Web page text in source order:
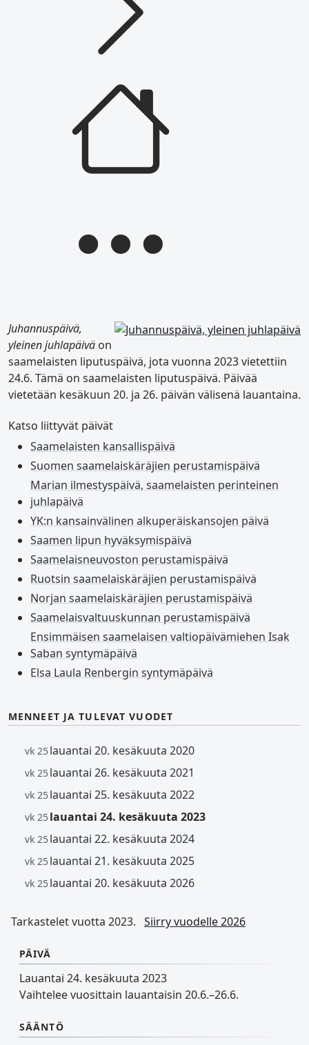
Juhannuspäivä,
yleinen juhlapäivä on
saamelaisten liputuspäivä, jota vuonna 2023 vietettiin
24.6. Tämä on saamelaisten liputuspäivä. Päivää
vietetään kesäkuun 20. ja 26. päivän välisenä lauantaina.
Katso liittyvät päivät
Saamelaisten kansallispäivä
Suomen saamelaiskäräjien perustamispäivä
Marian ilmestyspäivä, saamelaisten perinteinen
juhlapäivä
YK:n kansainvälinen alkuperäiskansojen päivä
Saamen lipun hyväksymispäivä
Saamelaisneuvoston perustamispäivä
Ruotsin saamelaiskäräjien perustamispäivä
Norjan saamelaiskäräjien perustamispäivä
Saamelaisvaltuuskunnan perustamispäivä
Ensimmäisen saamelaisen valtiopäivämiehen Isak
Saban syntymäpäivä
Elsa Laula Renbergin syntymäpäivä
MENNEET JA TULEVAT VUODET
vk 25lauantai 20. kesäkuuta 2020
vk 25lauantai 26. kesäkuuta 2021
vk 25lauantai 25. kesäkuuta 2022
vk 25lauantai 24. kesäkuuta 2023
vk 25lauantai 22. kesäkuuta 2024
vk 25lauantai 21. kesäkuuta 2025
vk 25lauantai 20. kesäkuuta 2026
Tarkastelet vuotta 2023. Siirry vuodelle 2026
PÄIVÄ
Lauantai 24. kesäkuuta 2023
Vaihtelee vuosittain lauantaisin 20.6.–26.6.
SÄÄNTÖ